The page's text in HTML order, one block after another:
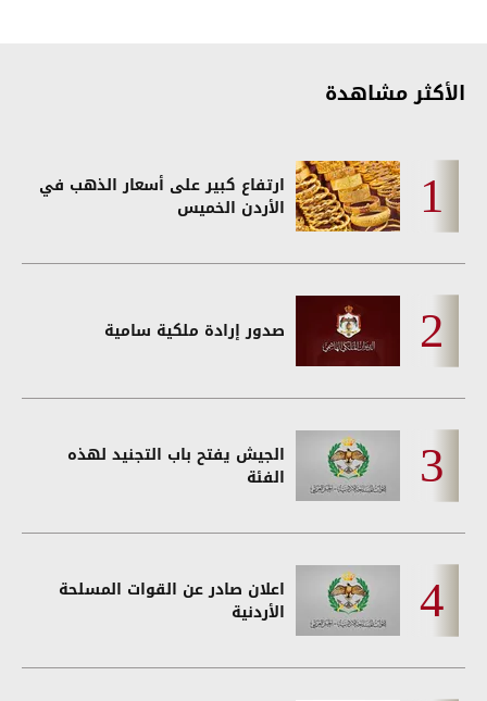
الأكثر مشاهدة
ارتفاع كبير على أسعار الذهب في
الأردن الخميس
صدور إرادة ملكية سامية
الجيش يفتح باب التجنيد لهذه
الفئة
اعلان صادر عن القوات المسلحة
الأردنية